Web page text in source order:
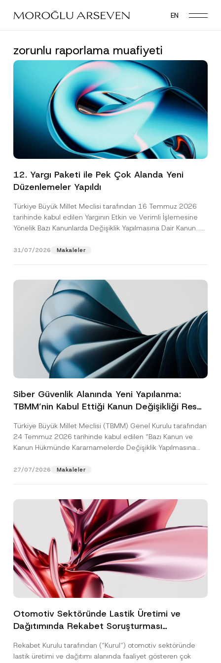
main
EN
zorunlu raporlama muafiyeti
12. Yargı Paketi ile Pek Çok Alanda Yeni
Düzenlemeler Yapıldı
Türkiye Büyük Millet Meclisi tarafından 16 Temmuz 2026
tarihinde kabul edilen Yargının Etkin ve Verimli İşlemesine
Yönelik Bazı Kanunlarda Değişiklik Yapılmasına Dair Kanun...
31/07/2026 Makaleler
Siber Güvenlik Alanında Yeni Yapılanma:
TBMM’nin Kabul Ettiği Kanun Değişikliği Resmî
Türkiye Büyük Millet Meclisi (TBMM) Genel Kurulu tarafından
24 Temmuz 2026 tarihinde kabul edilen “Bazı Kanun ve
Kanun Hükmünde Kararnamelerde Değişiklik Yapılmasına
27/07/2026 Makaleler
Otomotiv Sektöründe Lastik Üretimi ve
Dağıtımında Rekabet Soruşturması
Cezasına Hükmedilmiştir
Rekabet Kurulu tarafından (“Kurul”) otomotiv sektöründe
lastik üretimi ve dağıtımı alanında faaliyet gösteren çok